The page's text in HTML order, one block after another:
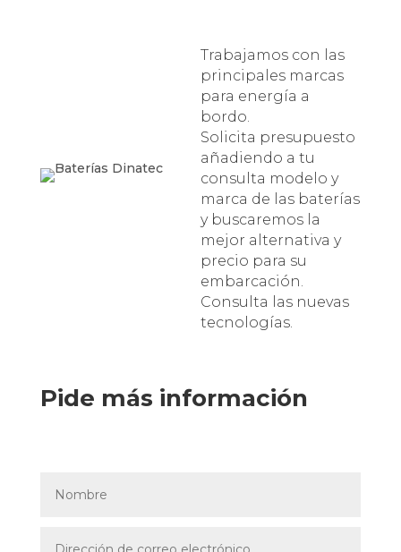
Trabajamos con las
principales marcas
para energía a
bordo.
Solicita presupuesto
añadiendo a tu
consulta modelo y
marca de las baterías
y buscaremos la
mejor alternativa y
precio para su
embarcación.
Consulta las nuevas
tecnologías.
Pide más información